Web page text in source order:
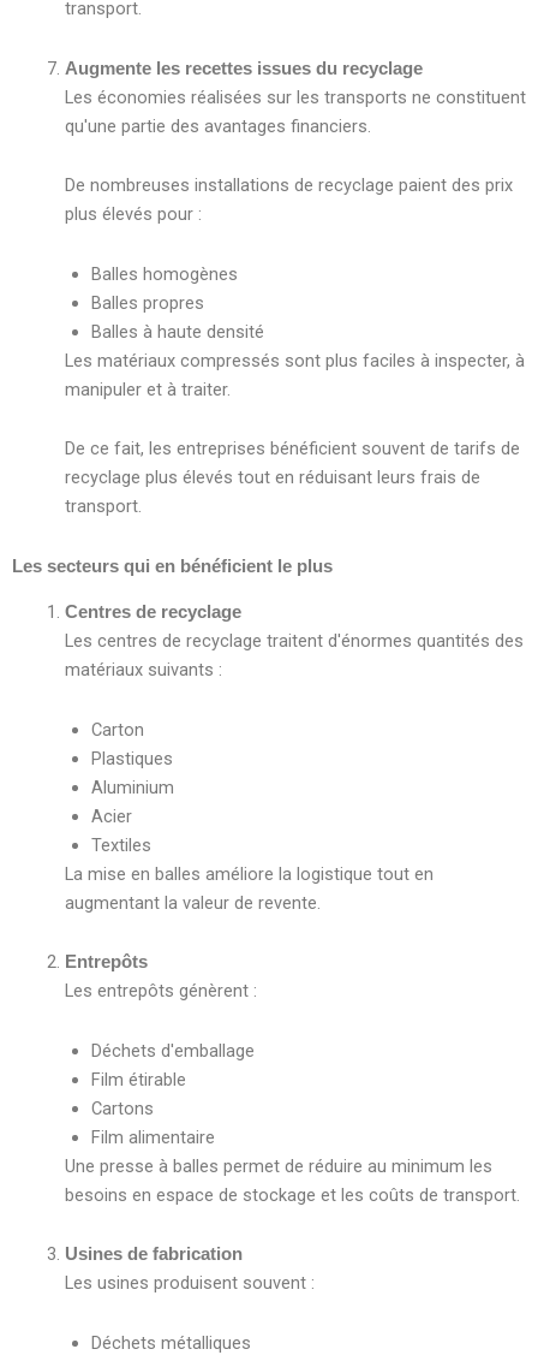
transport.
Augmente les recettes issues du recyclage
Les économies réalisées sur les transports ne constituent
qu'une partie des avantages financiers.
De nombreuses installations de recyclage paient des prix
plus élevés pour :
Balles homogènes
Balles propres
Balles à haute densité
Les matériaux compressés sont plus faciles à inspecter, à
manipuler et à traiter.
De ce fait, les entreprises bénéficient souvent de tarifs de
recyclage plus élevés tout en réduisant leurs frais de
transport.
Les secteurs qui en bénéficient le plus
Centres de recyclage
Les centres de recyclage traitent d'énormes quantités des
matériaux suivants :
Carton
Plastiques
Aluminium
Acier
Textiles
La mise en balles améliore la logistique tout en
augmentant la valeur de revente.
Entrepôts
Les entrepôts génèrent :
Déchets d'emballage
Film étirable
Cartons
Film alimentaire
Une presse à balles permet de réduire au minimum les
besoins en espace de stockage et les coûts de transport.
Usines de fabrication
Les usines produisent souvent :
Déchets métalliques